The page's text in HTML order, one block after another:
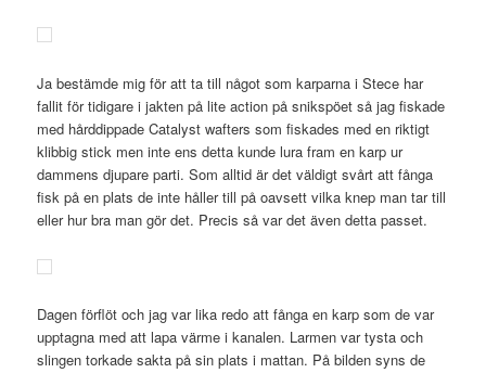
Ja bestämde mig för att ta till något som karparna i Stece har
fallit för tidigare i jakten på lite action på snikspöet så jag fiskade
med hårddippade Catalyst wafters som fiskades med en riktigt
klibbig stick men inte ens detta kunde lura fram en karp ur
dammens djupare parti. Som alltid är det väldigt svårt att fånga
fisk på en plats de inte håller till på oavsett vilka knep man tar till
eller hur bra man gör det. Precis så var det även detta passet.
Dagen förflöt och jag var lika redo att fånga en karp som de var
upptagna med att lapa värme i kanalen. Larmen var tysta och
slingen torkade sakta på sin plats i mattan. På bilden syns de